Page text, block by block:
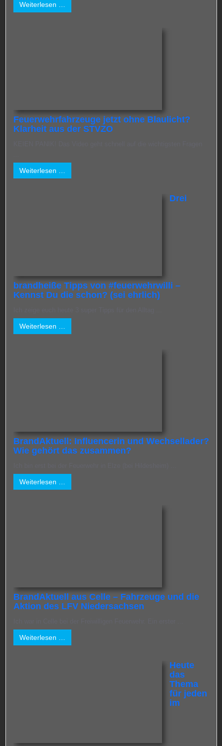
Weiterlesen …
Feuerwehrfahrzeuge jetzt ohne Blaulicht?
Klarheit aus der STVZO
Weiterlesen …
Drei
brandheiße Tipps von #feuerwehrwilli –
Kennst Du die schon? (sei ehrlich)
Weiterlesen …
BrandAktuell: Influencerin und Wechsellader?
Wie gehört das zusammen?
Weiterlesen …
BrandAktuell aus Celle – Fahrzeuge und die
Aktion des LFV Niedersachsen
Weiterlesen …
Heute
das
Thema
für jeden
im